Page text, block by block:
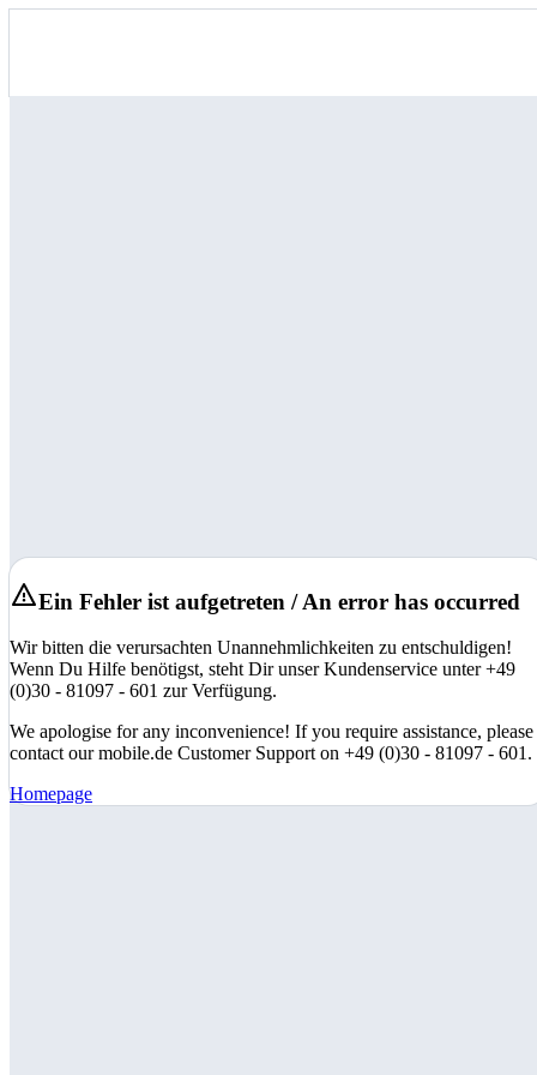
Ein Fehler ist aufgetreten / An error has occurred
Wir bitten die verursachten Unannehmlichkeiten zu entschuldigen!
Wenn Du Hilfe benötigst, steht Dir unser Kundenservice unter +49
(0)30 - 81097 - 601 zur Verfügung.
We apologise for any inconvenience! If you require assistance, please
contact our mobile.de Customer Support on +49 (0)30 - 81097 - 601.
Homepage